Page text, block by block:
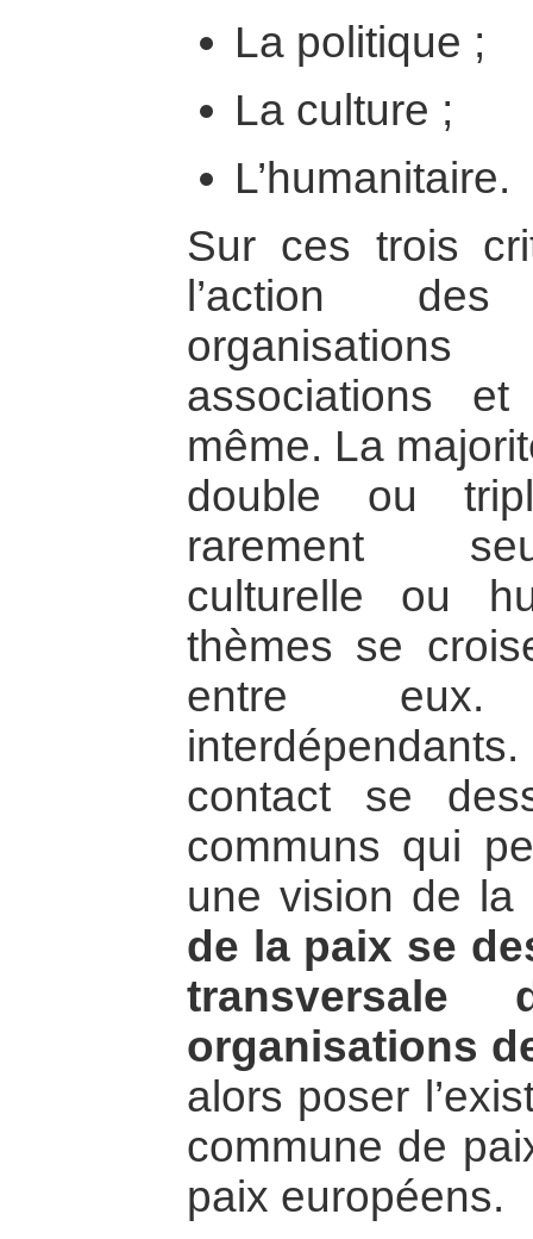
La politique ;
La culture ;
L’humanitaire.
Sur ces trois
l’action
associations
même. La
double ou
rarement
culturelle ou
thèmes se
entre eux.
contact se
communs qui
une vision de
de la paix se
organisations
alors poser
commune de
paix européens.